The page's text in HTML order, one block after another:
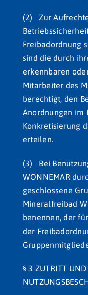
(2) Zur
Freibadordnung
sind die durch
erkennbaren
Mitarbeiter des
berechtigt, den
Anordnungen im
Konkretisierung
erteilen.
(3) Bei
WONNEMAR
geschlossene
Mineralfreibad
benennen, der
der
§ 3 ZUTRITT UND